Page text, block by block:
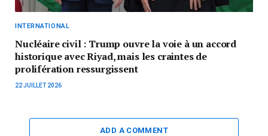
INTERNATIONAL
Nucléaire civil : Trump ouvre la voie à un accord
historique avec Riyad, mais les craintes de
prolifération ressurgissent
22 JUILLET 2026
ADD A COMMENT